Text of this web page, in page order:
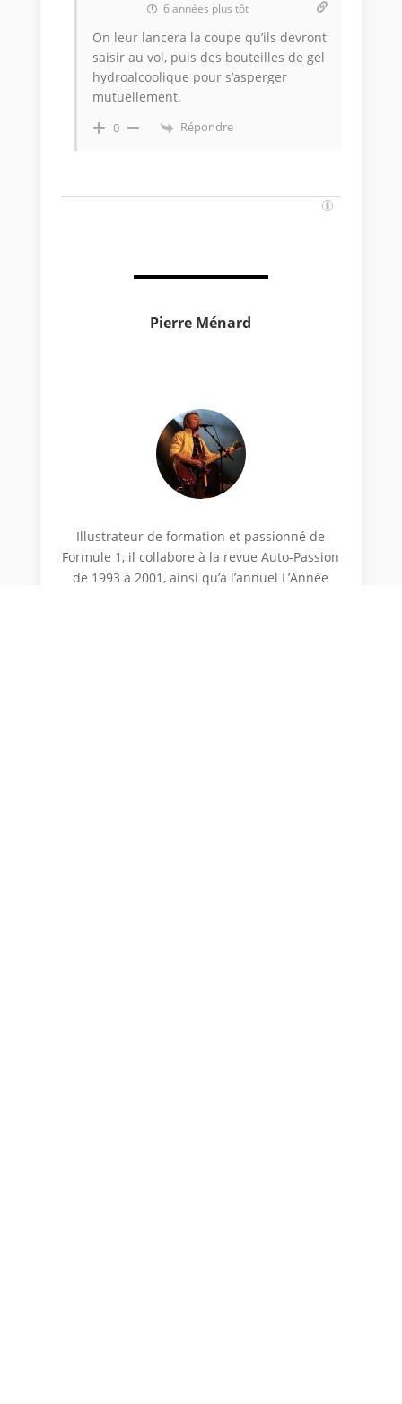
6 années plus tôt
On leur lancera la coupe qu’ils devront
saisir au vol, puis des bouteilles de gel
hydroalcoolique pour s’asperger
mutuellement.
0 Répondre
Pierre Ménard
Illustrateur de formation et passionné de
Formule 1, il collabore à la revue Auto-Passion
de 1993 à 2001, ainsi qu’à l’annuel L’Année